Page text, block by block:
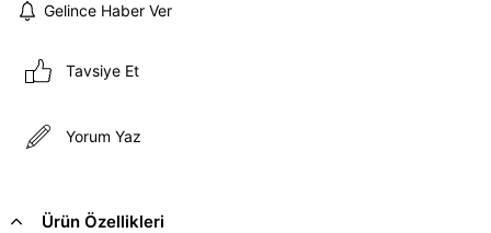
Gelince Haber Ver
Tavsiye Et
Yorum Yaz
Ürün Özellikleri